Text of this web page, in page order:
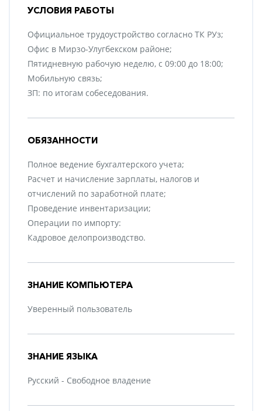
УСЛОВИЯ РАБОТЫ
Официальное трудоустройство согласно ТК РУз;
Офис в Мирзо-Улугбекском районе;
Пятидневную рабочую неделю, с 09:00 до 18:00;
Мобильную связь;
ЗП: по итогам собеседования.
ОБЯЗАННОСТИ
Полное ведение бухгалтерского учета;
Расчет и начисление зарплаты, налогов и
отчислений по заработной плате;
Проведение инвентаризации;
Операции по импорту:
Кадровое делопроизводство.
ЗНАНИЕ КОМПЬЮТЕРА
Уверенный пользователь
ЗНАНИЕ ЯЗЫКА
Русский - Свободное владение